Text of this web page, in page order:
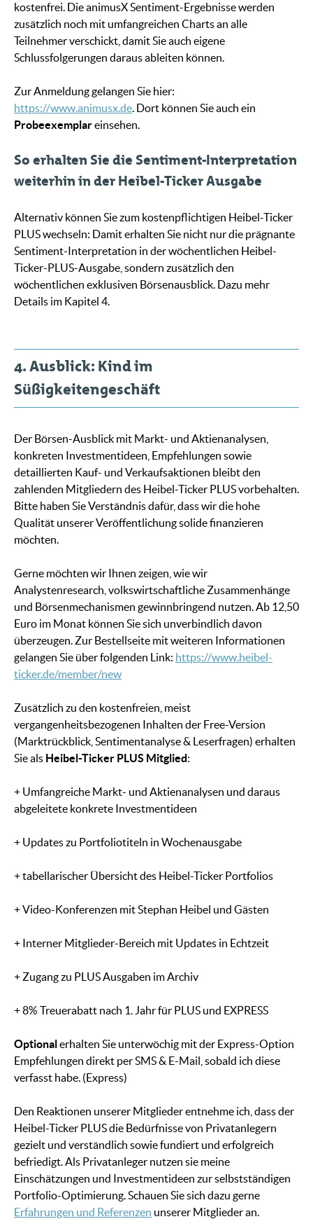
kostenfrei. Die animusX Sentiment-Ergebnisse werden
zusätzlich noch mit umfangreichen Charts an alle
Teilnehmer verschickt, damit Sie auch eigene
Schlussfolgerungen daraus ableiten können.
Zur Anmeldung gelangen Sie hier:
https://www.animusx.de. Dort können Sie auch ein
Probeexemplareinsehen.
So erhalten Sie die Sentiment-Interpretation
weiterhin in der Heibel-Ticker Ausgabe
Alternativ können Sie zum kostenpflichtigen Heibel-Ticker
PLUS wechseln: Damit erhalten Sie nicht nur die prägnante
Sentiment-Interpretation in der wöchentlichen Heibel-
Ticker-PLUS-Ausgabe, sondern zusätzlich den
wöchentlichen exklusiven Börsenausblick. Dazu mehr
Details im Kapitel 4.
4. Ausblick: Kind im
Süßigkeitengeschäft
Der Börsen-Ausblick mit Markt- und Aktienanalysen,
konkreten Investmentideen, Empfehlungen sowie
detaillierten Kauf- und Verkaufsaktionen bleibt den
zahlenden Mitgliedern des Heibel-Ticker PLUS vorbehalten.
Bitte haben Sie Verständnis dafür, dass wir die hohe
Qualität unserer Veröffentlichung solide finanzieren
möchten.
Gerne möchten wir Ihnen zeigen, wie wir
Analystenresearch, volkswirtschaftliche Zusammenhänge
und Börsenmechanismen gewinnbringend nutzen. Ab 12,50
Euro im Monat können Sie sich unverbindlich davon
überzeugen. Zur Bestellseite mit weiteren Informationen
gelangen Sie über folgenden Link: https://www.heibel-
ticker.de/member/new
Zusätzlich zu den kostenfreien, meist
vergangenheitsbezogenen Inhalten der Free-Version
(Marktrückblick, Sentimentanalyse & Leserfragen) erhalten
Sie als Heibel-Ticker PLUS Mitglied:
+ Umfangreiche Markt- und Aktienanalysen und daraus
abgeleitete konkrete Investmentideen
+ Updates zu Portfoliotiteln in Wochenausgabe
+ tabellarischer Übersicht des Heibel-Ticker Portfolios
+ Video-Konferenzen mit Stephan Heibel und Gästen
+ Interner Mitglieder-Bereich mit Updates in Echtzeit
+ Zugang zu PLUS Ausgaben im Archiv
+ 8% Treuerabatt nach 1. Jahr für PLUS und EXPRESS
Optionalerhalten Sie unterwöchig mit der Express-Option
Empfehlungen direkt per SMS & E-Mail, sobald ich diese
verfasst habe. (Express)
Den Reaktionen unserer Mitglieder entnehme ich, dass der
Heibel-Ticker PLUS die Bedürfnisse von Privatanlegern
gezielt und verständlich sowie fundiert und erfolgreich
befriedigt. Als Privatanleger nutzen sie meine
Einschätzungen und Investmentideen zur selbstständigen
Portfolio-Optimierung. Schauen Sie sich dazu gerne
Erfahrungen und Referenzen unserer Mitglieder an.